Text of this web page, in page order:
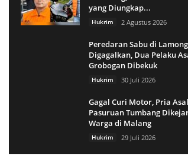
yang Diungkap...
Hukrim 2 Agustus 2026
Peredaran Sabu di
Digagalkan, Dua Pelaku
Grobogan Dibekuk
Hukrim 30 Juli 2026
Gagal Curi Motor, Pria Asal
Pasuruan Tumbang
Warga di Malang
Hukrim 29 Juli 2026